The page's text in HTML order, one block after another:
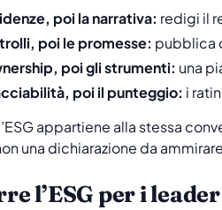
poi la narrativa: redigi il
poi le promesse: pubblica
poi gli strumenti: una
poi il punteggio: i
appartiene alla stessa
una dichiarazione da
l’ESG per i